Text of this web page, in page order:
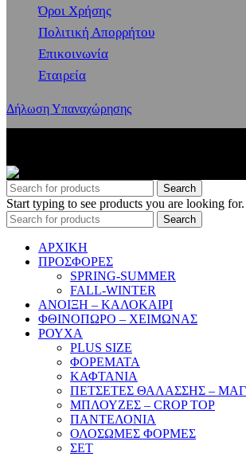
Όροι Χρήσης
Πολιτική Απορρήτου
Επικοινωνία
Εταιρεία
Δήλωση Υπαναχώρησης
Search
Start typing to see products you are looking for.
Search
ΑΡΧΙΚΗ
ΠΡΟΣΦΟΡΕΣ
SPRING-SUMMER
FALL-WINTER
ΑΝΟΙΞΗ – ΚΑΛΟΚΑΙΡΙ
ΦΘΙΝΟΠΩΡΟ – ΧΕΙΜΩΝΑΣ
ΡΟΥΧΑ
PLUS SIZE
ΦΟΡΕΜΑΤΑ
ΚΑΦΤΑΝΙΑ
ΠΕΤΣΕΤΕΣ ΘΑΛΑΣΣΗΣ –
ΜΠΛΟΥΖΕΣ – CROP TOP
ΠΑΝΤΕΛΟΝΙΑ
ΟΛΟΣΩΜΕΣ ΦΟΡΜΕΣ
ΣΕΤ